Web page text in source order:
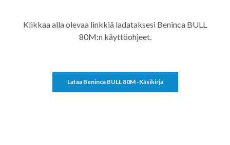
Klikkaa alla olevaa linkkiä ladataksesi Beninca BULL
80M:n käyttöohjeet.
Lataa Beninca BULL 80M -käsikirja